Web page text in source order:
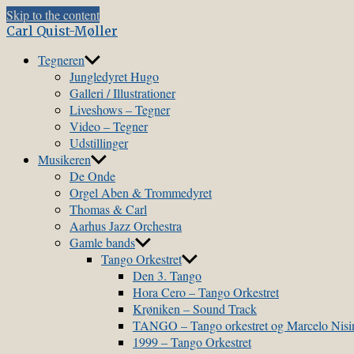
Skip to the content
Carl Quist-Møller
Tegneren
Jungledyret Hugo
Galleri / Illustrationer
Liveshows – Tegner
Video – Tegner
Udstillinger
Musikeren
De Onde
Orgel Aben & Trommedyret
Thomas & Carl
Aarhus Jazz Orchestra
Gamle bands
Tango Orkestret
Den 3. Tango
Hora Cero – Tango Orkestret
Krøniken – Sound Track
TANGO – Tango orkestret og Marcelo
1999 – Tango Orkestret